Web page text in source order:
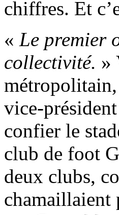
chiffres. Et
« Le premier
collectivité. »
vice-
confier le
club de foot
deux clubs,
chamaillaient